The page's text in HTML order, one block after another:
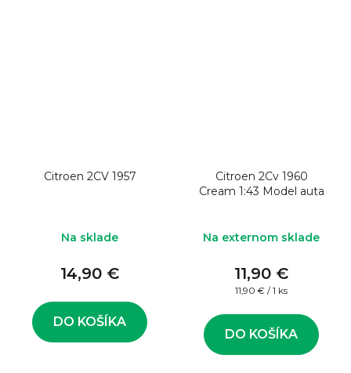
Citroen 2CV 1957
Na sklade
14,90 €
DO KOŠÍKA
Citroen 2Cv 1960
Cream 1:43 Model auta
Na externom sklade
11,90 €
Jednotková
11,90 € / 1 ks
DO KOŠÍKA